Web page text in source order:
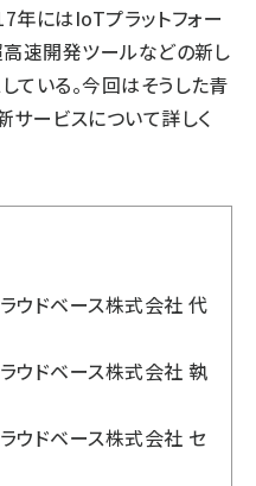
年にはIoTプラットフォー
高速開発ツールなどの新し
ている。今回はそうした青
サービスについて詳しく
ウドベース株式会社 代
ウドベース株式会社 執
ウドベース株式会社 セ